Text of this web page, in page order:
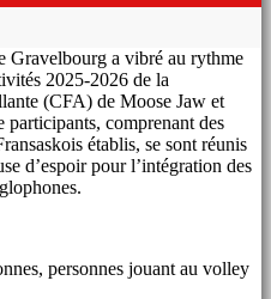
Gravelbourg a vibré au rythme
2025-2026 de la
(CFA) de Moose Jaw et
comprenant des
établis, se sont réunis
d’espoir pour l’intégration des